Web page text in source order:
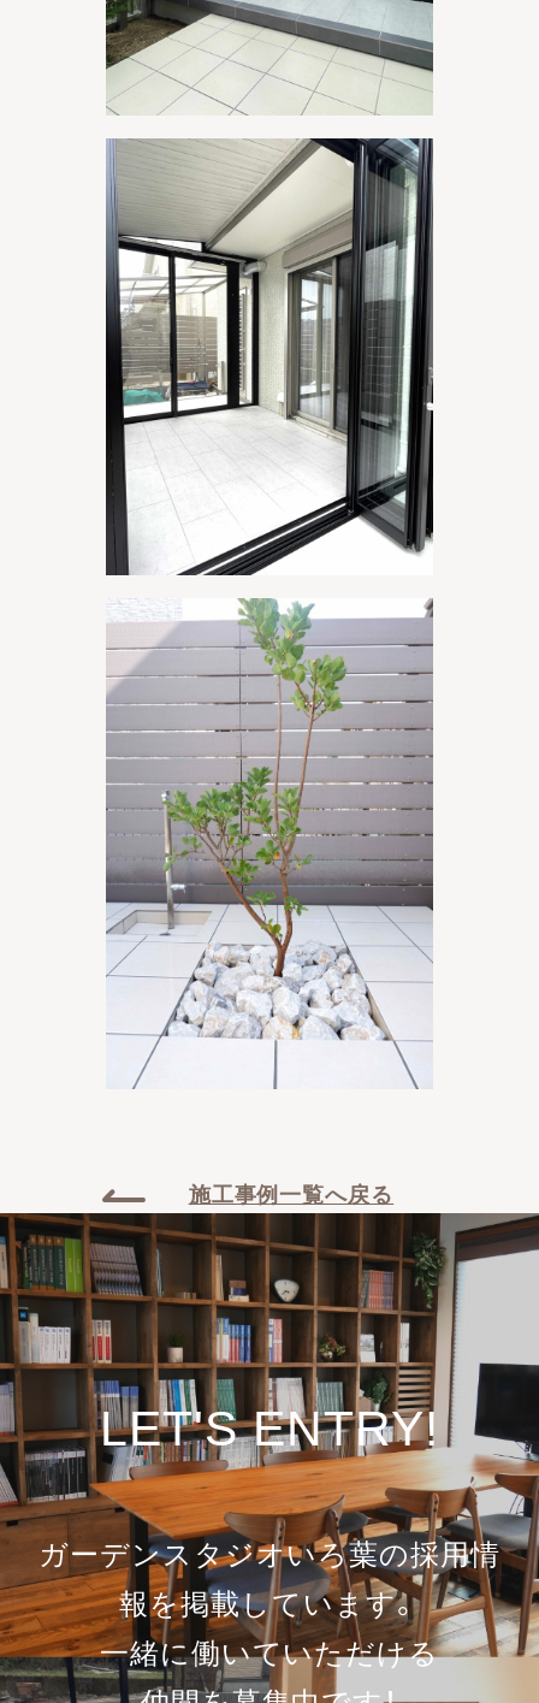
施工事例一覧へ戻る
LET'S ENTRY!
ガーデンスタジオいろ葉の採用情
報を掲載しています。
一緒に働いていただける